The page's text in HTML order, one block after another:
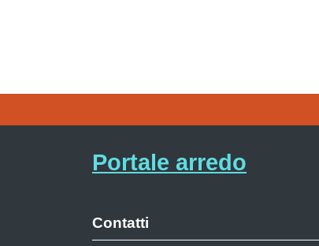
Portale arredo
Contatti